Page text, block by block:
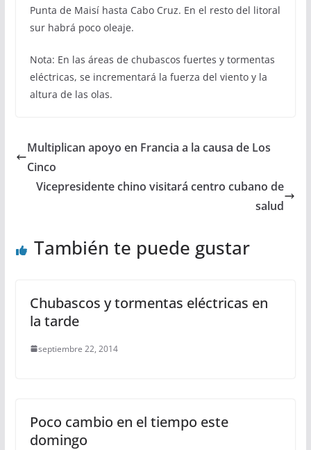
Punta de Maisí hasta Cabo Cruz. En el resto del litoral
sur habrá poco oleaje.
Nota: En las áreas de chubascos fuertes y tormentas
eléctricas, se incrementará la fuerza del viento y la
altura de las olas.
Multiplican apoyo en Francia a la causa de Los
Cinco
Vicepresidente chino visitará centro cubano de
salud
También te puede gustar
Chubascos y tormentas eléctricas en
la tarde
septiembre 22, 2014
Poco cambio en el tiempo este
domingo